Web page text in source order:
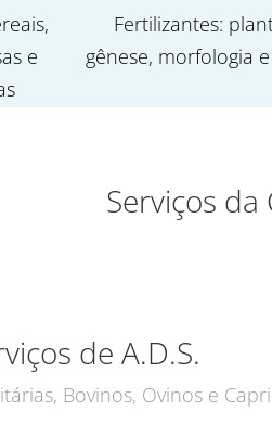
e
Fertilizantes:
gênese, morfologia
Serviços da
de A.D.S.
Bovinos, Ovinos e